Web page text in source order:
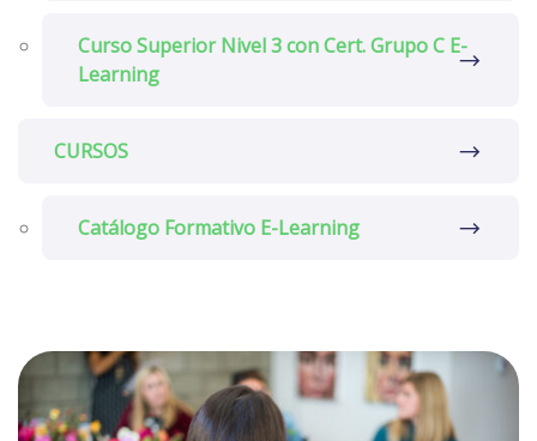
Curso Superior Nivel 3 con Cert. Grupo C E-
Learning
CURSOS
Catálogo Formativo E-Learning